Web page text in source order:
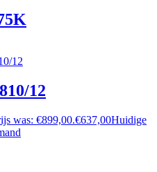
12
was: €899,00.€637,00Huidige